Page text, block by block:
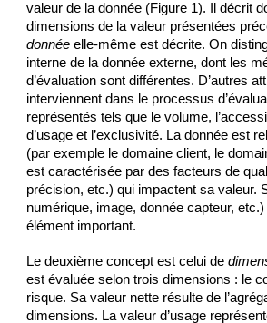
valeur de la donnée (Figure 1). Il décrit
donnée elle-même est décrite. On
interne de la donnée externe, dont les
d’évaluation sont différentes. D’autres
interviennent dans le processus
représentés tels que le volume,
d’usage et l’exclusivité. La donnée est
(par exemple le domaine client, le
est caractérisée par des facteurs de
précision, etc.) qui impactent sa valeur.
numérique, image, donnée capteur,
élément important.
Le deuxième concept est celui de
est évaluée selon trois dimensions : le
risque. Sa valeur nette résulte de
dimensions. La valeur d’usage